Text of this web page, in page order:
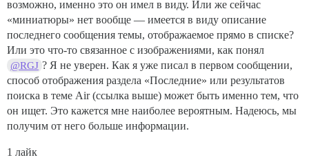
возможно, именно это он имел в виду. Или же сейчас
«миниатюры» нет вообще — имеется в виду описание
последнего сообщения темы, отображаемое прямо в списке?
Или это что-то связанное с изображениями, как понял
@RGJ ? Я не уверен. Как я уже писал в первом сообщении,
способ отображения раздела «Последние» или результатов
поиска в теме Air (ссылка выше) может быть именно тем, что
он ищет. Это кажется мне наиболее вероятным. Надеюсь, мы
получим от него больше информации.
1 лайк